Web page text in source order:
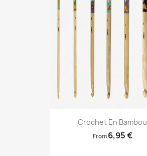
Crochet En Bambou
From 6,95 €